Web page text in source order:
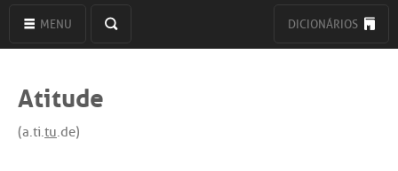
MENU DICIONÁRIOS
Atitude
(a.ti.tu.de)